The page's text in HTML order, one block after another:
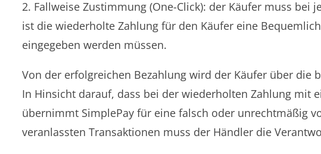
2. Fallweise Zustimmung (One-Click): der Käufer muss
ist die wiederholte Zahlung für den Käufer eine
eingegeben werden müssen.
Von der erfolgreichen Bezahlung wird der Käufer über
In Hinsicht darauf, dass bei der wiederholten Zahlung mit
übernimmt SimplePay für eine falsch oder unrechtmäßig
veranlassten Transaktionen muss der Händler die